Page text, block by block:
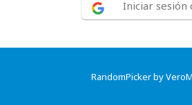
Iniciar sesión
RandomPicker by